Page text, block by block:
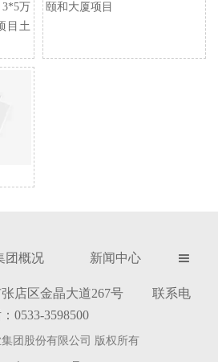
万
目土
颐和大厦项目
团概况 新闻中心 
张店区金晶大道267号 联系电
0533-3598500
团股份有限公司 版权所有